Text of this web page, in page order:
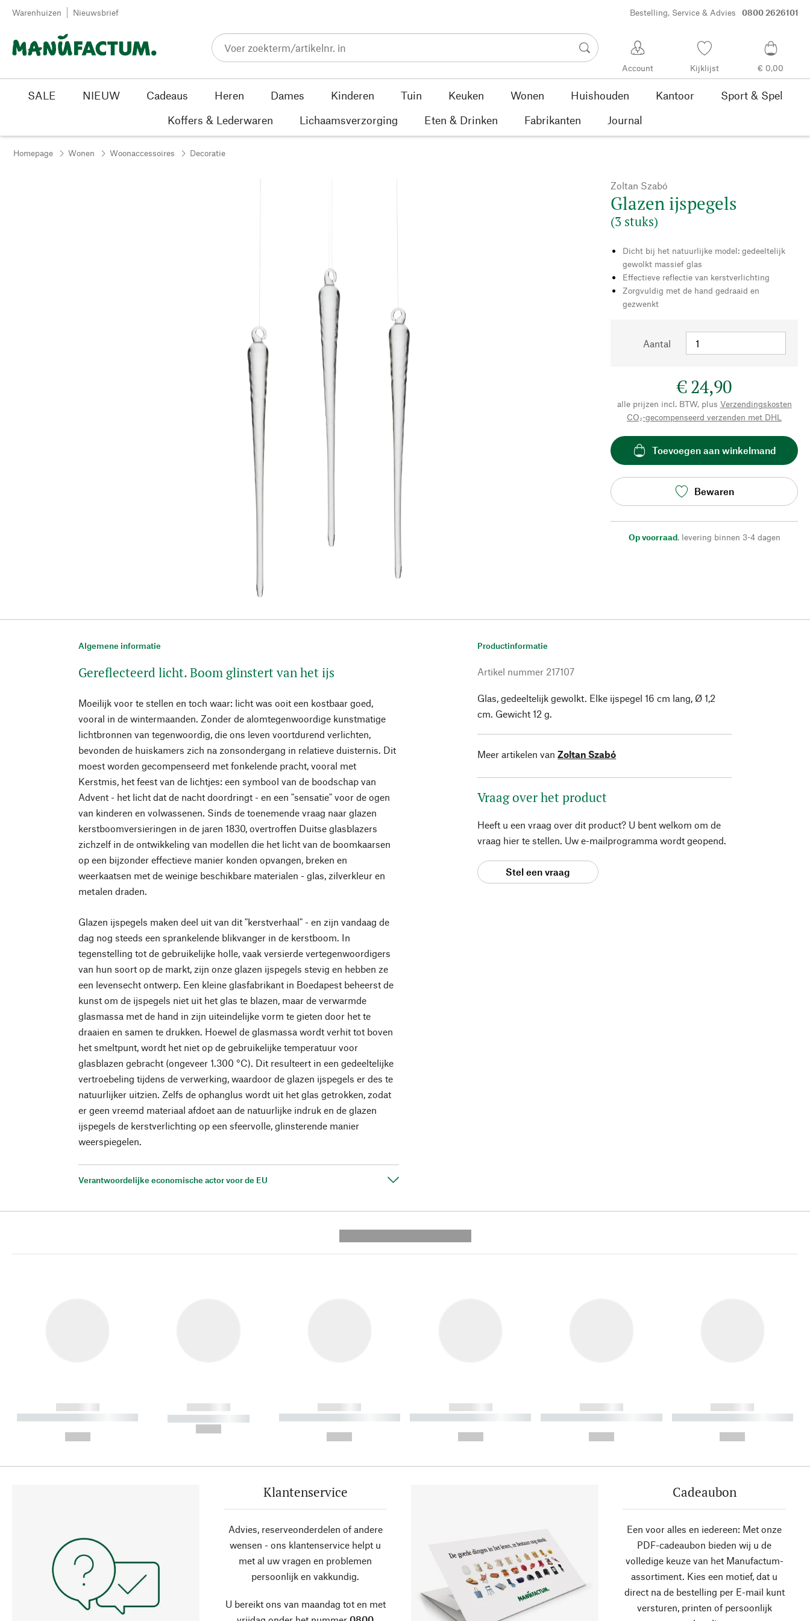
Passer au contenu
Warenhuizen Nieuwsbrief Bestelling, Service & Advies 0800 2626101
Account Kijklijst € 0,00
SALE NIEUW Cadeaus Heren Dames Kinderen Tuin Keuken Wonen Huishouden Kantoor
Sport & Spel
Koffers & Lederwaren
Lichaamsverzorging Eten & Drinken Fabrikanten Journal
Homepage Wonen Woonaccessoires Decoratie
Zoltan Szabó
Glazen ijspegels
(3 stuks)
Dicht bij het natuurlijke model: gedeeltelijk
gewolkt massief glas
Effectieve reflectie van kerstverlichting
Zorgvuldig met de hand gedraaid en
gezwenkt
Aantal
€ 24,90
alle prijzen incl. BTW, plus Verzendingskosten
CO₂-gecompenseerd verzenden met DHL
Toevoegen aan winkelmand
Bewaren
Op voorraad, levering binnen 3-4 dagen
Algemene informatie
Gereflecteerd licht. Boom glinstert van het ijs
Moeilijk voor te stellen en toch waar: licht was ooit een kostbaar goed,
vooral in de wintermaanden. Zonder de alomtegenwoordige kunstmatige
lichtbronnen van tegenwoordig, die ons leven voortdurend verlichten,
bevonden de huiskamers zich na zonsondergang in relatieve duisternis. Dit
moest worden gecompenseerd met fonkelende pracht, vooral met
Kerstmis, het feest van de lichtjes: een symbool van de boodschap van
Advent - het licht dat de nacht doordringt - en een "sensatie" voor de ogen
van kinderen en volwassenen. Sinds de toenemende vraag naar glazen
kerstboomversieringen in de jaren 1830, overtroffen Duitse glasblazers
zichzelf in de ontwikkeling van modellen die het licht van de boomkaarsen
op een bijzonder effectieve manier konden opvangen, breken en
weerkaatsen met de weinige beschikbare materialen - glas, zilverkleur en
metalen draden.
Glazen ijspegels maken deel uit van dit "kerstverhaal" - en zijn vandaag de
dag nog steeds een sprankelende blikvanger in de kerstboom. In
tegenstelling tot de gebruikelijke holle, vaak versierde vertegenwoordigers
van hun soort op de markt, zijn onze glazen ijspegels stevig en hebben ze
een levensecht ontwerp. Een kleine glasfabrikant in Boedapest beheerst de
kunst om de ijspegels niet uit het glas te blazen, maar de verwarmde
glasmassa met de hand in zijn uiteindelijke vorm te gieten door het te
draaien en samen te drukken. Hoewel de glasmassa wordt verhit tot boven
het smeltpunt, wordt het niet op de gebruikelijke temperatuur voor
glasblazen gebracht (ongeveer 1.300 °C). Dit resulteert in een gedeeltelijke
vertroebeling tijdens de verwerking, waardoor de glazen ijspegels er des te
natuurlijker uitzien. Zelfs de ophanglus wordt uit het glas getrokken, zodat
er geen vreemd materiaal afdoet aan de natuurlijke indruk en de glazen
ijspegels de kerstverlichting op een sfeervolle, glinsterende manier
weerspiegelen.
Verantwoordelijke economische actor voor de EU
Productinformatie
Artikel nummer 217107
Glas, gedeeltelijk gewolkt. Elke ijspegel 16 cm lang, Ø 1,2
cm. Gewicht 12 g.
Meer artikelen van Zoltan Szabó
Vraag over het product
Heeft u een vraag over dit product? U bent welkom om de
vraag hier te stellen. Uw e-mailprogramma wordt geopend.
Stel een vraag
------------
----------- ----------- ----------
------------
----------- -----------
------------
----------- ----------- ----------
------------
----------- ----------- ----------
------------
----------- ----------- ----------
------------
----------- ----------- ----------
Klantenservice
Advies, reserveonderdelen of andere
wensen - ons klantenservice helpt u
met al uw vragen en problemen
persoonlijk en vakkundig.
U bereikt ons van maandag tot en met
Cadeaubon
Een voor alles en iedereen: Met onze
PDF-cadeaubon bieden wij u de
volledige keuze van het Manufactum-
assortiment. Kies een motief, dat u
direct na de bestelling per E-mail kunt
versturen, printen of persoonlijk